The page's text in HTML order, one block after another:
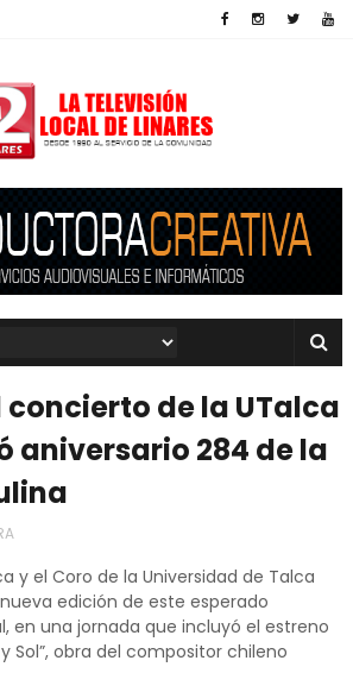
de la UTalca
aniversario 284 de la
y el Coro de la Universidad de Talca
edición de este esperado
en una jornada que incluyó el estreno
Sol”, obra del compositor chileno